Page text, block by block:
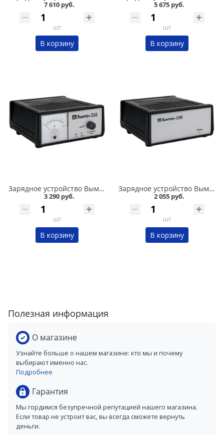
7 610 руб.
шт
В корзину
5 675 руб.
шт
В корзину
Зарядное устройство Вымпел-265 автомат, 0-7А, 12В, стрелочный ампер в Кургане
3 290 руб.
шт
В корзину
Зарядное устройство Вымпел-15 автомат, 7А, 12В в Кургане
2 055 руб.
шт
В корзину
Полезная информация
О магазине
Узнайте больше о нашем магазине: кто мы и почему
выбирают именно нас.
Подробнее
Гарантия
Мы гордимся безупречной репутацией нашего магазина.
Если товар не устроит вас, вы всегда сможете вернуть
деньги.